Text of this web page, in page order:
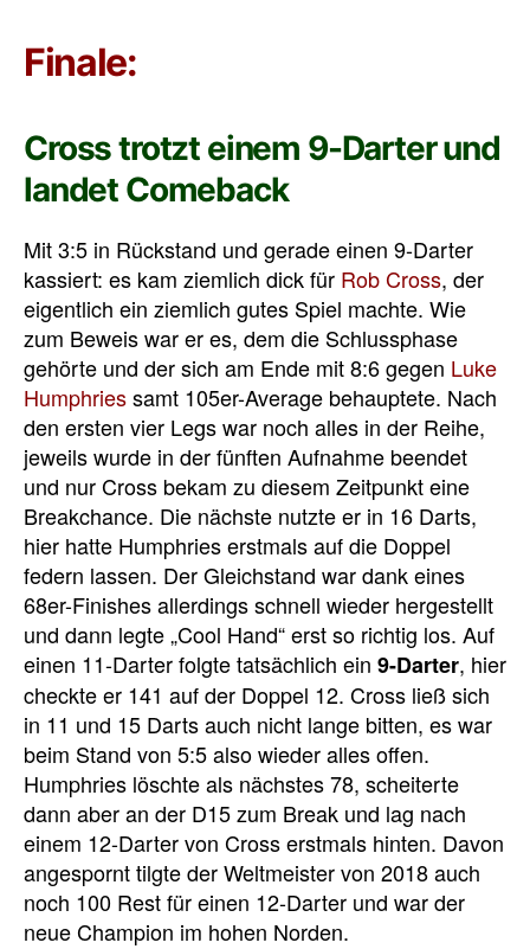
Finale:
Cross trotzt einem 9-Darter und
landet Comeback
Mit 3:5 in Rückstand und gerade einen 9-Darter
kassiert: es kam ziemlich dick für Rob Cross, der
eigentlich ein ziemlich gutes Spiel machte. Wie
zum Beweis war er es, dem die Schlussphase
gehörte und der sich am Ende mit 8:6 gegen Luke
Humphriessamt 105er-Average behauptete. Nach
den ersten vier Legs war noch alles in der Reihe,
jeweils wurde in der fünften Aufnahme beendet
und nur Cross bekam zu diesem Zeitpunkt eine
Breakchance. Die nächste nutzte er in 16 Darts,
hier hatte Humphries erstmals auf die Doppel
federn lassen. Der Gleichstand war dank eines
68er-Finishes allerdings schnell wieder hergestellt
und dann legte „Cool Hand“ erst so richtig los. Auf
einen 11-Darter folgte tatsächlich ein 9-Darter, hier
checkte er 141 auf der Doppel 12. Cross ließ sich
in 11 und 15 Darts auch nicht lange bitten, es war
beim Stand von 5:5 also wieder alles offen.
Humphries löschte als nächstes 78, scheiterte
dann aber an der D15 zum Break und lag nach
einem 12-Darter von Cross erstmals hinten. Davon
angespornt tilgte der Weltmeister von 2018 auch
noch 100 Rest für einen 12-Darter und war der
neue Champion im hohen Norden.